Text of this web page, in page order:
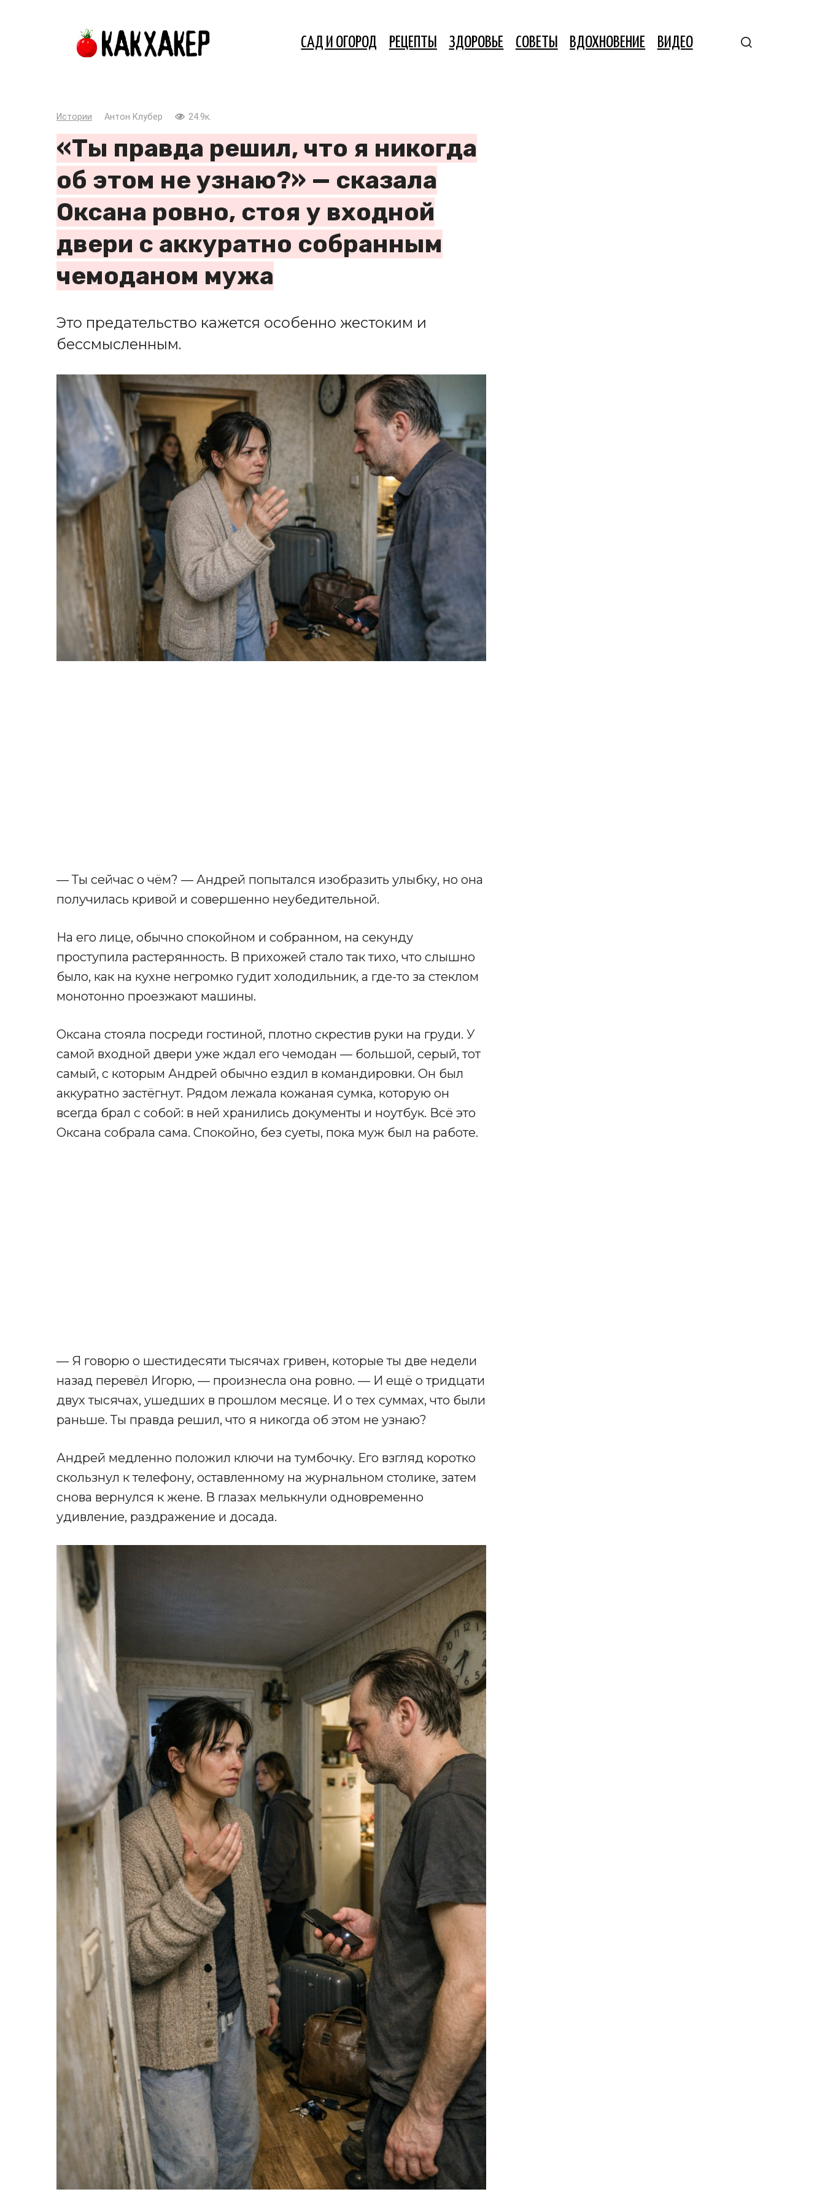
САД И ОГОРОД РЕЦЕПТЫ ЗДОРОВЬЕ СОВЕТЫ ВДОХНОВЕНИЕ ВИДЕО
Истории Антон Клубер 24.9к.
«Ты правда решил, что я никогда
об этом не узнаю?» — сказала
Оксана ровно, стоя у входной
двери с аккуратно собранным
чемоданом мужа
Это предательство кажется особенно жестоким и
бессмысленным.
— Ты сейчас о чём? — Андрей попытался изобразить улыбку, но она
получилась кривой и совершенно неубедительной.
На его лице, обычно спокойном и собранном, на секунду
проступила растерянность. В прихожей стало так тихо, что слышно
было, как на кухне негромко гудит холодильник, а где-то за стеклом
монотонно проезжают машины.
Оксана стояла посреди гостиной, плотно скрестив руки на груди. У
самой входной двери уже ждал его чемодан — большой, серый, тот
самый, с которым Андрей обычно ездил в командировки. Он был
аккуратно застёгнут. Рядом лежала кожаная сумка, которую он
всегда брал с собой: в ней хранились документы и ноутбук. Всё это
Оксана собрала сама. Спокойно, без суеты, пока муж был на работе.
— Я говорю о шестидесяти тысячах гривен, которые ты две недели
назад перевёл Игорю, — произнесла она ровно. — И ещё о тридцати
двух тысячах, ушедших в прошлом месяце. И о тех суммах, что были
раньше. Ты правда решил, что я никогда об этом не узнаю?
Андрей медленно положил ключи на тумбочку. Его взгляд коротко
скользнул к телефону, оставленному на журнальном столике, затем
снова вернулся к жене. В глазах мелькнули одновременно
удивление, раздражение и досада.